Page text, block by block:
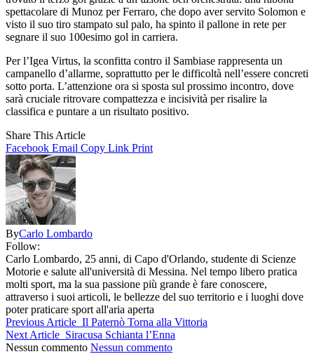
spettacolare di Munoz per Ferraro, che dopo aver servito Solomon e
visto il suo tiro stampato sul palo, ha spinto il pallone in rete per
segnare il suo 100esimo gol in carriera.
Per l’Igea Virtus, la sconfitta contro il Sambiase rappresenta un
campanello d’allarme, soprattutto per le difficoltà nell’essere concreti
sotto porta. L’attenzione ora si sposta sul prossimo incontro, dove
sarà cruciale ritrovare compattezza e incisività per risalire la
classifica e puntare a un risultato positivo.
Share This Article
Facebook Email Copy Link Print
ByCarlo Lombardo
Follow:
Carlo Lombardo, 25 anni, di Capo d'Orlando, studente di Scienze
Motorie e salute all'università di Messina. Nel tempo libero pratica
molti sport, ma la sua passione più grande è fare conoscere,
attraverso i suoi articoli, le bellezze del suo territorio e i luoghi dove
poter praticare sport all'aria aperta
Previous Article Il Paternò Torna alla Vittoria
Next Article Siracusa Schianta l’Enna
Nessun commento Nessun commento